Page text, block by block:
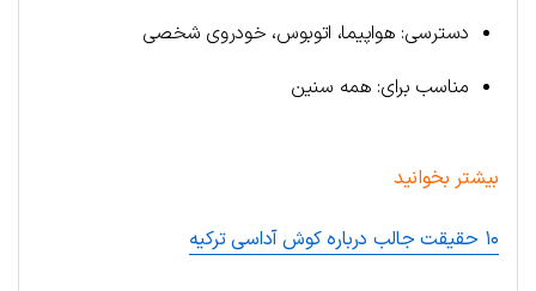
دسترسی: هواپیما، اتوبوس، خودروی شخصی
مناسب برای: همه سنین
بیشتر بخوانید
۱۰ حقیقت جالب درباره کوش آداسی ترکیه